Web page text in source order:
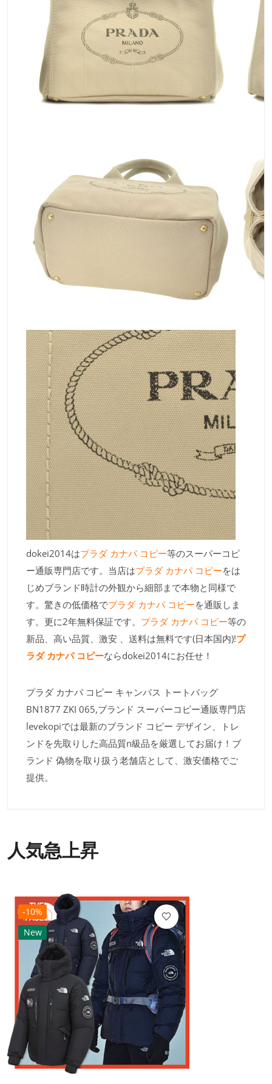
dokei2014はプラダ カナパ コピー等のスーパーコピ
ー通販専門店です。当店はプラダ カナパ コピーをは
じめブランド時計の外観から細部まで本物と同様で
す。驚きの低価格でプラダ カナパ コピーを通販しま
す。更に2年無料保証です。 プラダ カナパ コピー等の
新品、高い品質、激安 、送料は無料です(日本国内)!プ
ラダ カナパ コピーならdokei2014にお任せ！
プラダ カナパ コピー キャンバス トートバッグ
BN1877 ZKI 065,ブランド スーパーコピー通販専門店
levekopiでは最新のブランド コピー デザイン、トレ
ンドを先取りした高品質n級品を厳選してお届け！ブ
ランド 偽物を取り扱う老舗店として、激安価格でご
提供。
人気急上昇
-10%
New